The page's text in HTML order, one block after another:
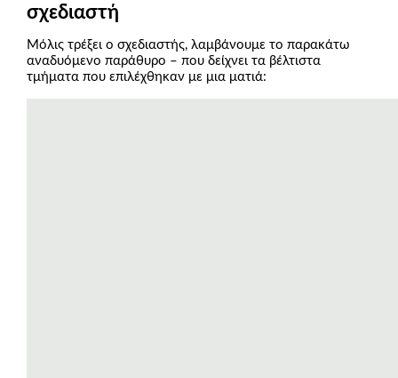
σχεδιαστή
Μόλις τρέξει ο σχεδιαστής, λαμβάνουμε το παρακάτω
αναδυόμενο παράθυρο – που δείχνει τα βέλτιστα
τμήματα που επιλέχθηκαν με μια ματιά: